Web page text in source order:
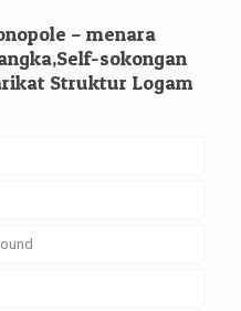
– menara
sokongan
Struktur Logam